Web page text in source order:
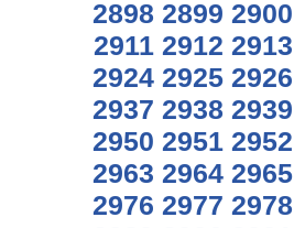
2898 2899 2900
2911 2912 2913
2924 2925 2926
2937 2938 2939
2950 2951 2952
2963 2964 2965
2976 2977 2978